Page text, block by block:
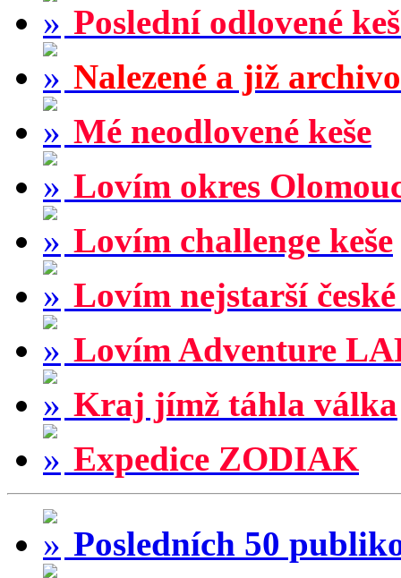
Poslední odlovené
Nalezené a již
Mé neodlovené keše
Lovím okres
Lovím challenge keše
Lovím nejstarší české
Lovím Adventure
Kraj jímž táhla válka
Expedice ZODIAK
Posledních 50